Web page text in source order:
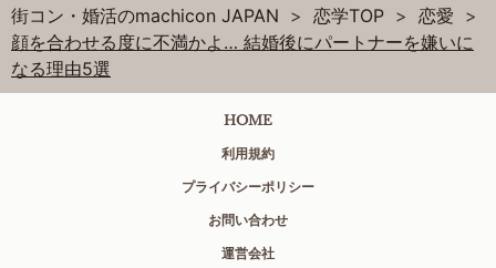
街コン・婚活のmachicon JAPAN 恋学TOP
恋愛
顔を合わせる度に不満かよ… 結婚後にパートナーを嫌いに
なる理由5選
HOME
利用規約
プライバシーポリシー
お問い合わせ
運営会社